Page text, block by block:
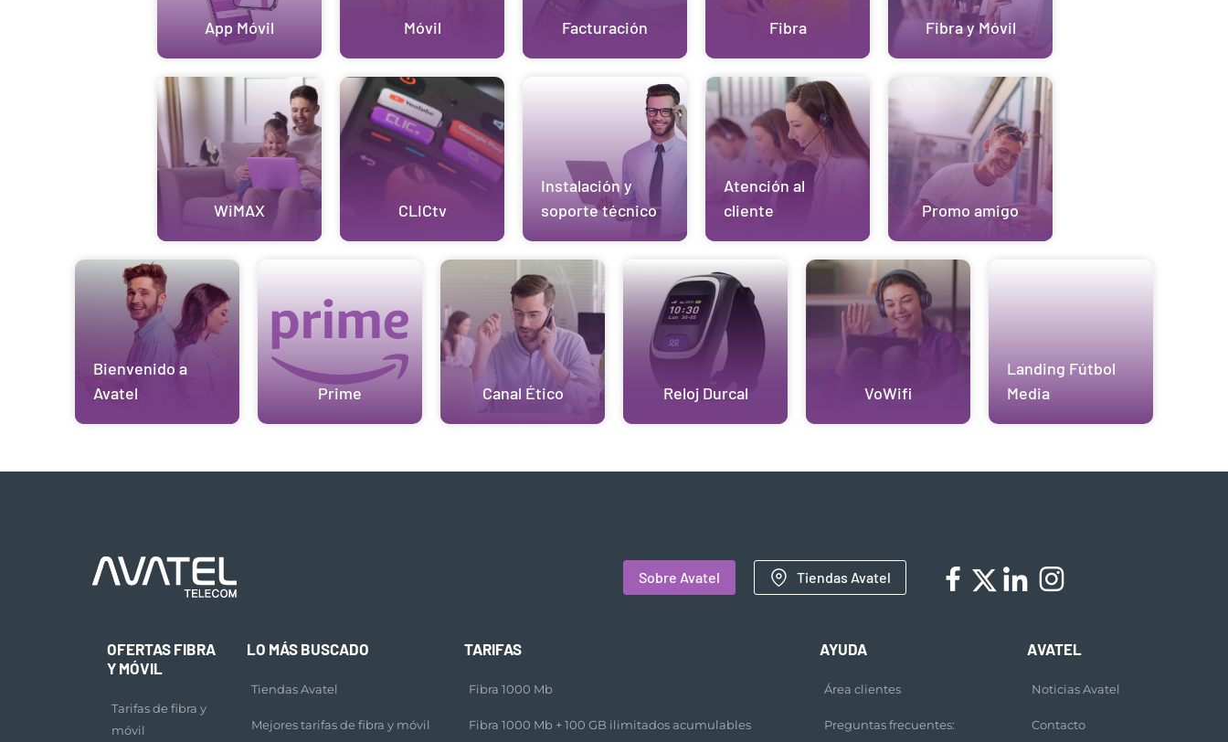
App Móvil Móvil Facturación Fibra Fibra y Móvil
WiMAX CLICtv
Instalación y
soporte técnico
Atención al
cliente
Promo amigo
Bienvenido a
Avatel
Prime Canal Ético Reloj Durcal VoWifi
Landing Fútbol
Media
Sobre Avatel Tiendas Avatel
OFERTAS FIBRA
Y MÓVIL
Tarifas de fibra y
móvil
LO MÁS BUSCADO
Tiendas Avatel
Mejores tarifas de fibra y móvil
TARIFAS
Fibra 1000 Mb
Fibra 1000 Mb + 100 GB ilimitados acumulables​
AYUDA
Área clientes
Preguntas frecuentes:
AVATEL
Noticias Avatel
Contacto